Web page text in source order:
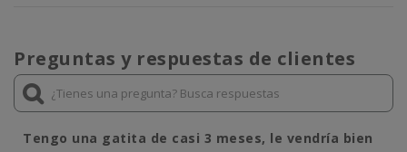
Preguntas y respuestas de clientes
Tengo una gatita de casi 3 meses, le vendría bien